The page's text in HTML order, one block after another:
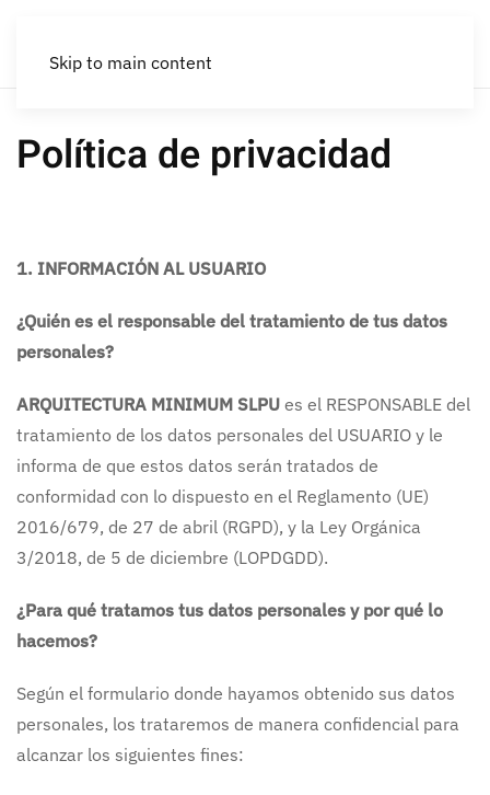
Skip to main content
Política de privacidad
1. INFORMACIÓN AL USUARIO
¿Quién es el responsable del tratamiento de tus datos
personales?
ARQUITECTURA MINIMUM SLPU es el RESPONSABLE del
tratamiento de los datos personales del USUARIO y le
informa de que estos datos serán tratados de
conformidad con lo dispuesto en el Reglamento (UE)
2016/679, de 27 de abril (RGPD), y la Ley Orgánica
3/2018, de 5 de diciembre (LOPDGDD).
¿Para qué tratamos tus datos personales y por qué lo
hacemos?
Según el formulario donde hayamos obtenido sus datos
personales, los trataremos de manera confidencial para
alcanzar los siguientes fines: